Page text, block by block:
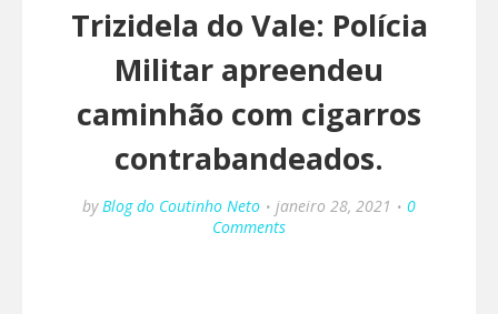
Trizidela do Vale: Polícia
Militar apreendeu
caminhão com cigarros
contrabandeados.
by Blog do Coutinho Neto janeiro 28, 2021
0
Comments